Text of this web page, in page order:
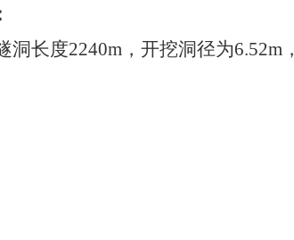
长度2240m，开挖洞径为6.52m，